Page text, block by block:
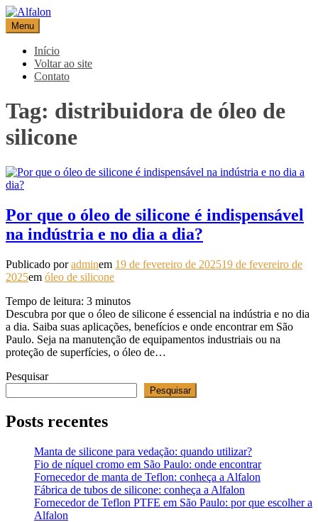
Pular
para
o
conteúdo
Alfalon
comércio e serviços pertinentes aos produtos de embalagens
Menu
Início
Voltar ao site
Contato
Tag: distribuidora de óleo de
silicone
Por que o óleo de silicone é indispensável
na indústria e no dia a dia?
Publicado poradminem 19 de fevereiro de 202519 de fevereiro de
2025em óleo de silicone
Tempo de leitura: 3 minutos
Descubra por que o óleo de silicone é essencial na indústria e no dia
a dia. Saiba suas aplicações, benefícios e onde encontrar em São
Paulo. Seja na manutenção de equipamentos industriais ou na
proteção de superfícies, o óleo de…
Pesquisar
Pesquisar
Posts recentes
Manta de silicone para vedação: quando utilizar?
Fio de níquel cromo em São Paulo: onde encontrar
Fornecedor de manta de Teflon: conheça a Alfalon
Fábrica de tubos de silicone: conheça a Alfalon
Fornecedor de Teflon PTFE em São Paulo: por que escolher a
Alfalon